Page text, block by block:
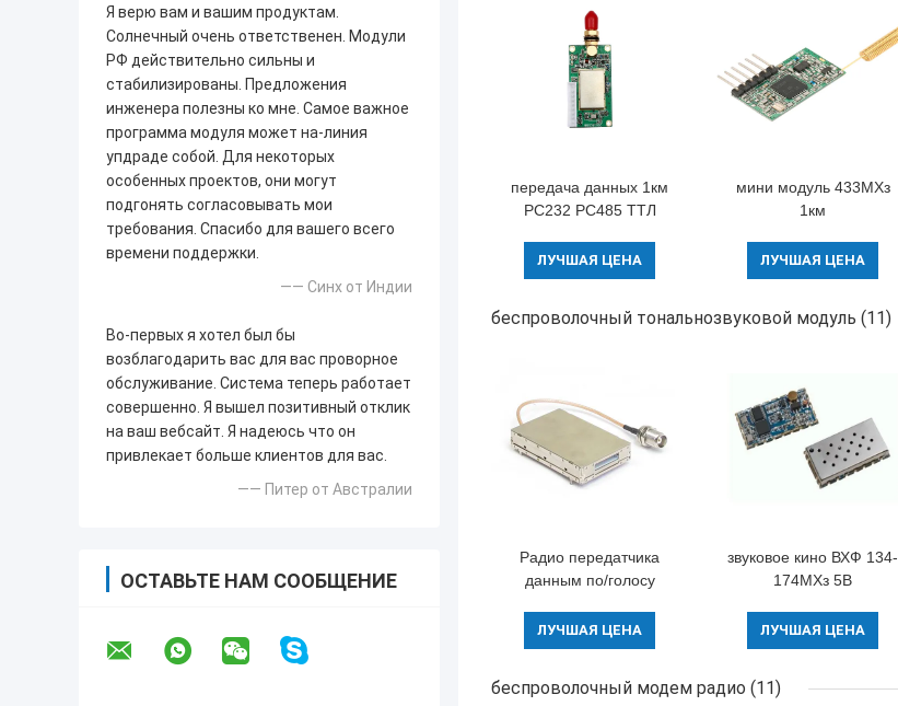
Я верю вам и вашим продуктам.
Солнечный очень ответственен. Модули
РФ действительно сильны и
стабилизированы. Предложения
инженера полезны ко мне. Самое важное
программа модуля может на-линия
упдраде собой. Для некоторых
особенных проектов, они могут
подгонять согласовывать мои
требования. Спасибо для вашего всего
времени поддержки.
—— Синх от Индии
Во-первых я хотел был бы
возблагодарить вас для вас проворное
обслуживание. Система теперь работает
совершенно. Я вышел позитивный отклик
на ваш вебсайт. Я надеюсь что он
привлекает больше клиентов для вас.
—— Питер от Австралии
ОСТАВЬТЕ НАМ СООБЩЕНИЕ
передача данных 1км
РС232 РС485 ТТЛ
по 433МХз РФ
беспроводная
ЛУЧШАЯ ЦЕНА
мини модуль 433МХз
1км
ТТЛ модуля данным по
РФ размера 100мВ
ЛУЧШАЯ ЦЕНА
беспроволочный тональнозвуковой модуль (11)
Радио передатчика
данным по/голосу
беспроводного аудио
голоса ВХФ/УХФ
ЛУЧШАЯ ЦЕНА
звуковое кино ВХФ 134-
174МХз 5В
цифров Вакие радио
400-480мхз цифров
ЛУЧШАЯ ЦЕНА
беспроволочный модем радио (11)